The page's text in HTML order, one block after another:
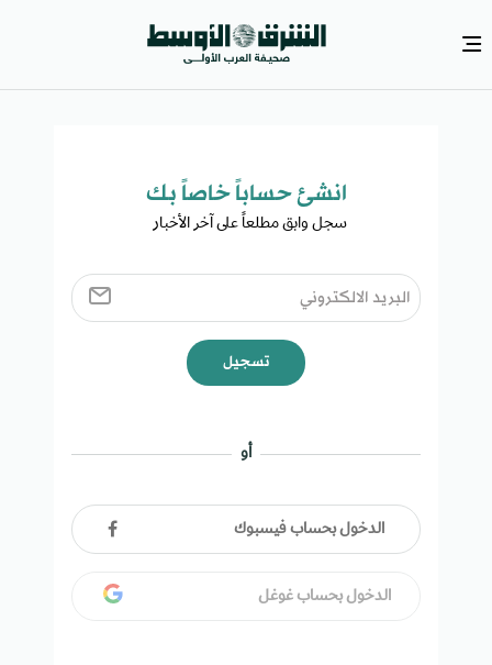
انشئ حساباً خاصاً بك​
سجل وابق مطلعاً على آخر الأخبار ​
تسجيل
أو
الدخول بحساب فيسبوك
الدخول بحساب غوغل